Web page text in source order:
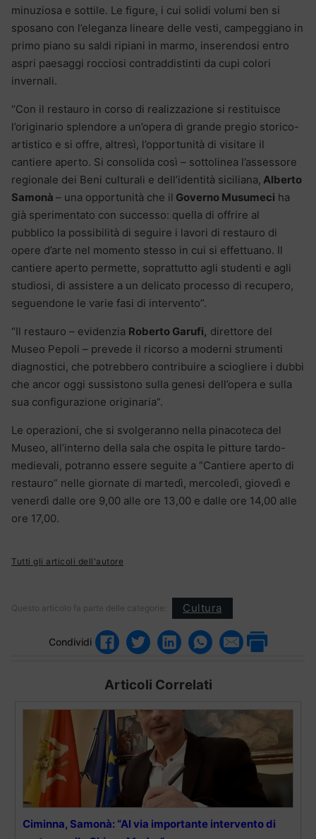
minuziosa e sottile. Le figure, i cui solidi volumi ben si
sposano con l’eleganza lineare delle vesti, campeggiano in
primo piano su saldi ripiani in marmo, inserendosi entro
aspri paesaggi rocciosi contraddistinti da cupi colori
invernali.
“Con il restauro in corso di realizzazione si restituisce
l’originario splendore a un’opera di grande pregio storico-
artistico e si offre, altresì, l’opportunità di visitare il
cantiere aperto. Si consolida così – sottolinea l’assessore
regionale dei Beni culturali e dell’identità siciliana, Alberto
Samonà – una opportunità che il Governo Musumeci ha
già sperimentato con successo: quella di offrire al
pubblico la possibilità di seguire i lavori di restauro di
opere d’arte nel momento stesso in cui si effettuano. Il
cantiere aperto permette, soprattutto agli studenti e agli
studiosi, di assistere a un delicato processo di recupero,
seguendone le varie fasi di intervento”.
“Il restauro – evidenzia Roberto Garufi, direttore del
Museo Pepoli – prevede il ricorso a moderni strumenti
diagnostici, che potrebbero contribuire a sciogliere i dubbi
che ancor oggi sussistono sulla genesi dell’opera e sulla
sua configurazione originaria”.
Le operazioni, che si svolgeranno nella pinacoteca del
Museo, all’interno della sala che ospita le pitture tardo-
medievali, potranno essere seguite a “Cantiere aperto di
restauro” nelle giornate di martedì, mercoledì, giovedì e
venerdì dalle ore 9,00 alle ore 13,00 e dalle ore 14,00 alle
ore 17,00.
Tutti gli articoli dell'autore
Questo articolo fa parte delle categorie: Cultura
Condividi
Articoli Correlati
Ciminna, Samonà: “Al via importante intervento di